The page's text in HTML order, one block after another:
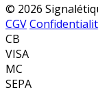
© 2026
CGV
CB
VISA
MC
SEPA